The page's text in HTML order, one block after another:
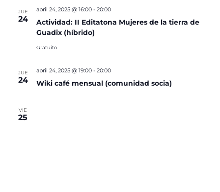
JUE
24
Actividad: II Editatona Mujeres de la tierra de
Guadix (híbrido)
abril 24, 2025 @ 16:00- 20:00
Gratuito
JUE
24 Wiki café mensual (comunidad socia)
abril 24, 2025 @ 19:00- 20:00
VIE
25